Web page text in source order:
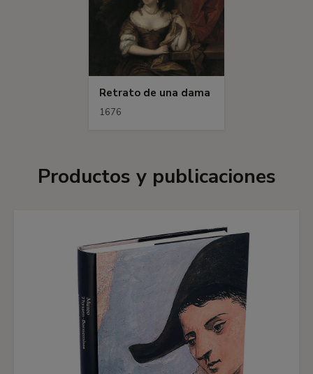
Retrato de una dama
1676
Productos y publicaciones